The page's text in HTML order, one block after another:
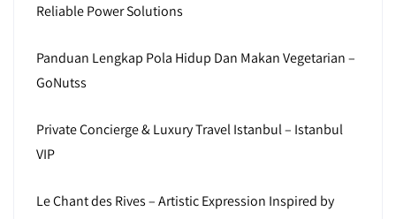
Reliable Power Solutions
Panduan Lengkap Pola Hidup Dan Makan Vegetarian –
GoNutss
Private Concierge & Luxury Travel Istanbul – Istanbul
VIP
Le Chant des Rives – Artistic Expression Inspired by